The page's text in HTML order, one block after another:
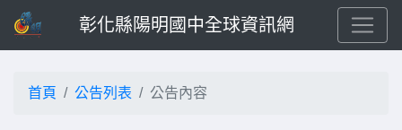
彰化縣陽明國中全球資訊網
首頁 公告列表 公告內容